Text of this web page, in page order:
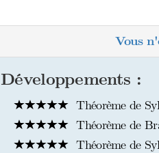
Vous
Développements :
Théorème de
Théorème de
Théorème de